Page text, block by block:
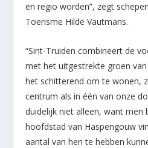
en regio worden”, zegt
Toerisme Hilde Vautmans.
“Sint-Truiden combineert de
met het uitgestrekte groen
het schitterend om te wonen,
centrum als in één van onze
duidelijk niet alleen, want men
hoofdstad van Haspengouw
aantal van hen tehebben